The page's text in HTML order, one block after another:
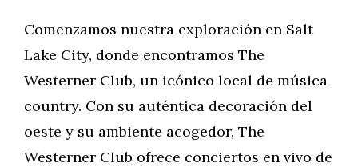
Comenzamos nuestra exploración en Salt
Lake City, donde encontramos The
Westerner Club, un icónico local de música
country. Con su auténtica decoración del
oeste y su ambiente acogedor, The
Westerner Club ofrece conciertos en vivo de